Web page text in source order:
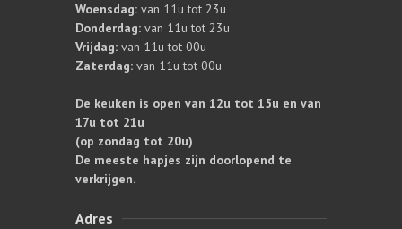
Woensdag: van 11u tot 23u
Donderdag: van 11u tot 23u
Vrijdag: van 11u tot 00u
Zaterdag: van 11u tot 00u
De keuken is open van 12u tot 15u en van
17u tot 21u
(op zondag tot 20u)
De meeste hapjes zijn doorlopend te
verkrijgen.
Adres